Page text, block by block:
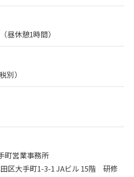
休憩1時間）
別）
町営業事務所
区大手町1-3-1 JAビル 15階 研修